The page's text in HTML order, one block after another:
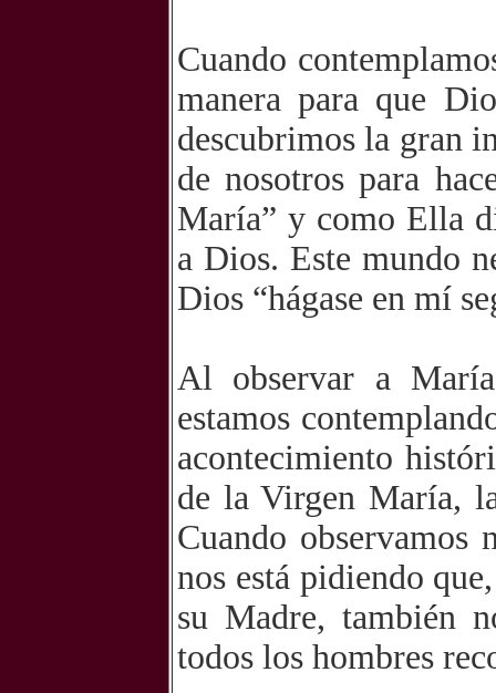
Cuando
manera para que
descubrimos la gran
de nosotros para
María” y como Ella
a Dios. Este mundo
Dios “hágase en mí
Al observar a
estamos
acontecimiento
de la Virgen María,
Cuando observamos
nos está pidiendo
su Madre, también
todos los hombres